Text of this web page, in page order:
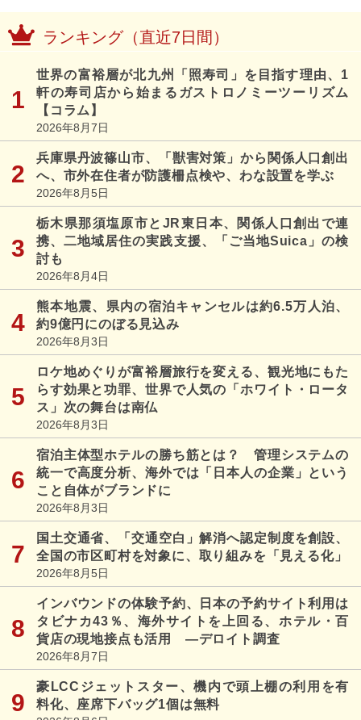
ランキング（直近7日間）
世界の富裕層が北九州「照寿司」を目指す理由、1
軒の寿司店から始まるガストロノミーツーリズム
【コラム】
2026年8月7日
兵庫県丹波篠山市、「獣害対策」から関係人口創出
へ、市外在住者が防護柵点検や、わな設置を学ぶ
2026年8月5日
栃木県那須塩原市とJR東日本、関係人口創出で連
携、二地域居住の実践支援、「ご当地Suica」の検
討も
2026年8月4日
熊本地震、県内の宿泊キャンセルは約6.5万人泊、
約9億円にのぼる見込み
2026年8月3日
ロケ地めぐりが富裕層旅行を変える、観光地にもた
らす効果と功罪、世界で人気の「ホワイト・ロータ
ス」次の舞台は南仏
2026年8月3日
宿泊主体型ホテルの勝ち筋とは？ 管理システムの
統一で高度分析、海外では「日本人の企業」という
こと自体がブランドに
2026年8月3日
国土交通省、「交通空白」解消へ認定制度を創設、
全国の市区町村を対象に、取り組みを「見える化」
2026年8月5日
インバウンドの体験予約、日本の予約サイト利用は
タビナカ43％、海外サイトを上回る、ホテル・百
貨店の現地接点も活用 ―デロイト調査
2026年8月7日
豪LCCジェットスター、機内で頭上棚の利用を有
料化、座席下バッグ1個は無料